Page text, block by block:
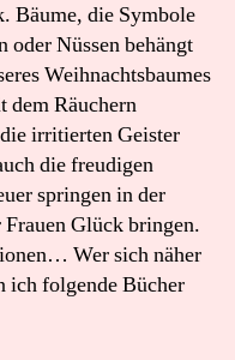
Bäume, die Symbole
oder Nüssen behängt
Weihnachtsbaumes
dem Räuchern
irritierten Geister
die freudigen
springen in der
Glück bringen.
Wer sich näher
ich folgende Bücher